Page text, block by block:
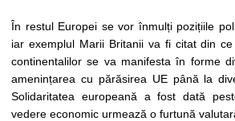
În restul Europei se vor înmulți pozițiile
iar exemplul Marii Britanii va fi citat din
continentalilor se va manifesta în forme
amenințarea cu părăsirea UE până la
Solidaritatea europeană a fost dată
vedere economic urmează o furtună